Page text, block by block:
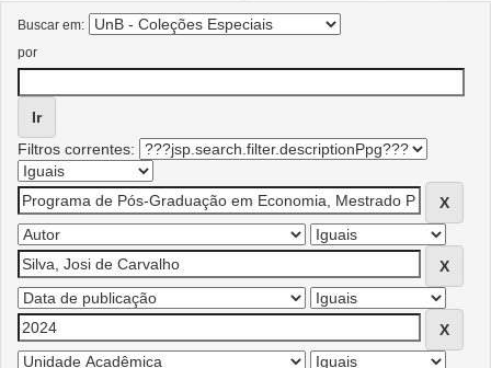
Buscar em:
por
Filtros correntes: